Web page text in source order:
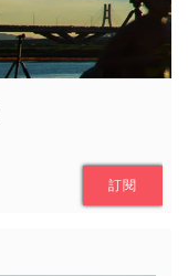
訂閱